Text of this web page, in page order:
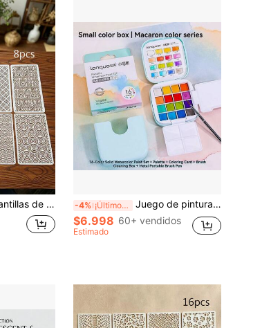
de pintura en aerosol para tela y pared, tablero de enmascaramiento creativo -4% ¡Últimos 3 días Juego de pintura de acuarela sólida de 16 colores Languo - Kit de arte portátil para viajes con paleta, tarjetas para colorear, cubeta para lavar pinceles y pincel de metal para pintura profesional y bocetos al aire libre
$6.998 60+ vendidos
Estimado